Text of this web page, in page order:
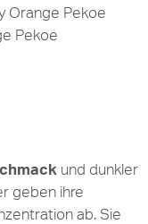
Orange Pekoe
Pekoe
und dunkler
geben ihre
ab. Sie